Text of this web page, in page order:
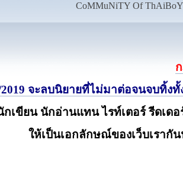
CoMMuNiTY Of
2019 จะลบนิยายที่ไม่มาต่อจนจบทิ้ง
กเขียน นักอ่านแทน ไรท์เตอร์ รีดเดอ
ให้เป็นเอกลักษณ์ของเว็บเรากั